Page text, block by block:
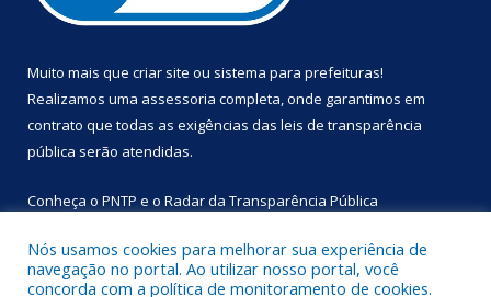
Muito mais que criar site ou sistema para prefeituras!
Realizamos uma assessoria completa, onde garantimos em
contrato que todas as exigências das leis de transparência
pública serão atendidas.
Conheça o PNTP e o Radar da Transparência Pública
Nós usamos cookies para melhorar sua experiência de
navegação no portal. Ao utilizar nosso portal, você
concorda com a política de monitoramento de cookies.